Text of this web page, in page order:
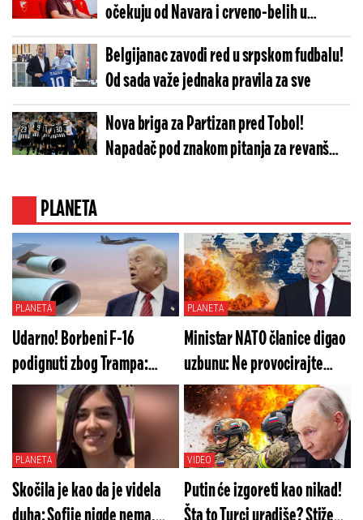
očekuju od Navara i crveno-belih u
Evroligi
Belgijanac zavodi red u srpskom fudbalu!
Od sada važe jednaka pravila za sve
Nova briga za Partizan pred Tobol!
Napadač pod znakom pitanja za revanš
PLANETA
PLANETA
Udarno! Borbeni F-16
podignuti zbog Trampa:
Izdata hitna naredba
PLANETA
Ministar NATO članice digao
uzbunu: Ne provocirajte
Rusiju! Ovo je kraj
PLANETA
Skočila je kao da je videla
VIDEO
Putin će izgoreti kao nikad!